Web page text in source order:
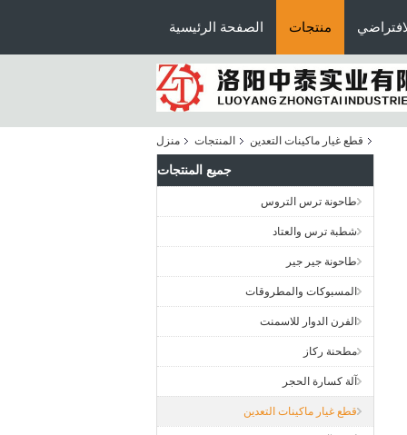
الصفحة الرئيسية منتجات
منزل المنتجات قطع غيار ماكينات التعدين
جميع المنتجات
طاحونة ترس التروس
شطبة ترس والعتاد
طاحونة جير جير
المسبوكات والمطروقات
الفرن الدوار للاسمنت
مطحنة ركاز
آلة كسارة الحجر
قطع غيار ماكينات التعدين